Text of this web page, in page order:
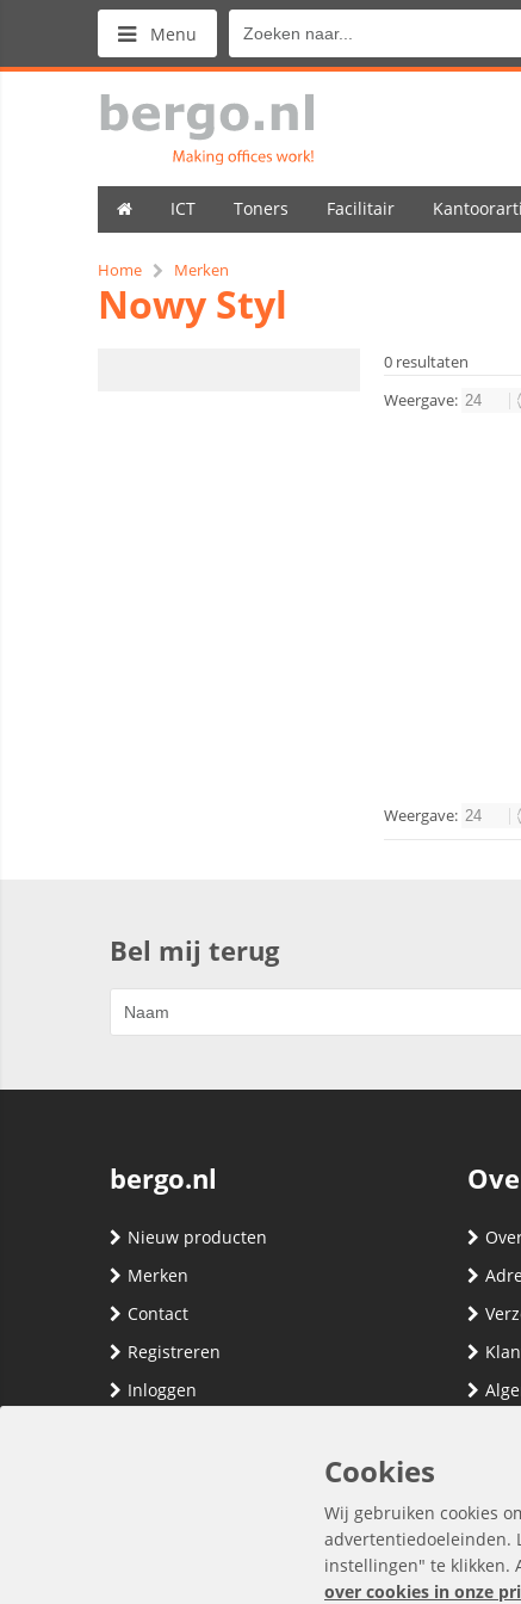
Menu
ICT Toners Facilitair
Home Merken
Nowy Styl
0 resultaten
Weergave:
Weergave:
Bel mij terug
bergo.nl
Nieuw producten
Merken
Contact
Registreren
Inloggen
Cookies
Wij gebruiken cookies
advertentiedoeleinden.
instellingen" te klikken.
over cookies in onze